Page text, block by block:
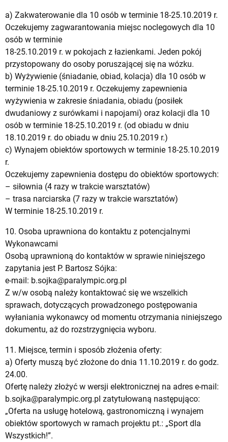
a) Zakwaterowanie dla 10 osób w terminie 18-25.10.2019 r.
Oczekujemy zagwarantowania miejsc noclegowych dla 10
osób w terminie
18-25.10.2019 r. w pokojach z łazienkami. Jeden pokój
przystopowany do osoby poruszającej się na wózku.
b) Wyżywienie (śniadanie, obiad, kolacja) dla 10 osób w
terminie 18-25.10.2019 r. Oczekujemy zapewnienia
wyżywienia w zakresie śniadania, obiadu (posiłek
dwudaniowy z surówkami i napojami) oraz kolacji dla 10
osób w terminie 18-25.10.2019 r. (od obiadu w dniu
18.10.2019 r. do obiadu w dniu 25.10.2019 r.)
c) Wynajem obiektów sportowych w terminie 18-25.10.2019
r.
Oczekujemy zapewnienia dostępu do obiektów sportowych:
– siłownia (4 razy w trakcie warsztatów)
– trasa narciarska (7 razy w trakcie warsztatów)
W terminie 18-25.10.2019 r.
10. Osoba uprawniona do kontaktu z potencjalnymi
Wykonawcami
Osobą uprawnioną do kontaktów w sprawie niniejszego
zapytania jest P. Bartosz Sójka:
e-mail: b.sojka@paralympic.org.pl
Z w/w osobą należy kontaktować się we wszelkich
sprawach, dotyczących prowadzonego postępowania
wyłaniania wykonawcy od momentu otrzymania niniejszego
dokumentu, aż do rozstrzygnięcia wyboru.
11. Miejsce, termin i sposób złożenia oferty:
a) Oferty muszą być złożone do dnia 11.10.2019 r. do godz.
24.00.
Ofertę należy złożyć w wersji elektronicznej na adres e-mail:
b.sojka@paralympic.org.pl zatytułowaną następująco:
„Oferta na usługę hotelową, gastronomiczną i wynajem
obiektów sportowych w ramach projektu pt.: „Sport dla
Wszystkich!”.